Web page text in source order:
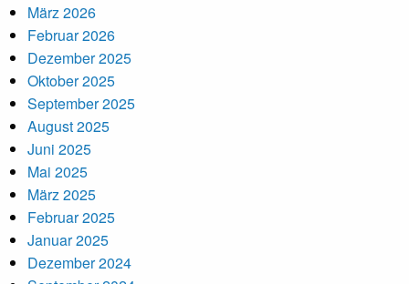
März 2026
Februar 2026
Dezember 2025
Oktober 2025
September 2025
August 2025
Juni 2025
Mai 2025
März 2025
Februar 2025
Januar 2025
Dezember 2024